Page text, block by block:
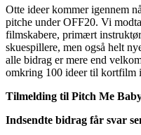
Otte ideer kommer igennem
pitche under OFF20. Vi
filmskabere, primært
skuespillere, men også helt
alle bidrag er mere end
omkring 100 ideer til kortfilm
Tilmelding til Pitch Me
Indsendte bidrag får svar